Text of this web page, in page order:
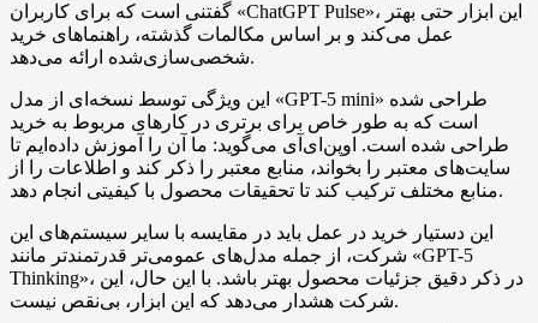
گفتنی است که برای کاربران «ChatGPT Pulse»، این ابزار حتی بهتر
عمل می‌کند و بر اساس مکالمات گذشته، راهنماهای خرید
شخصی‌سازی‌شده ارائه می‌دهد.
این ویژگی توسط نسخه‌ای از مدل «GPT-5 mini» طراحی شده
است که به طور خاص برای برتری در کارهای مربوط به خرید
طراحی شده است. اوپن‌ای‌آی می‌گوید: ما آن را آموزش داده‌ایم تا
سایت‌های معتبر را بخواند، منابع معتبر را ذکر کند و اطلاعات را از
منابع مختلف ترکیب کند تا تحقیقات محصول با کیفیتی انجام دهد.
این دستیار خرید در عمل باید در مقایسه با سایر سیستم‌های این
شرکت، از جمله مدل‌های عمومی‌تر قدرتمندتر مانند «GPT-5
Thinking»، در ذکر دقیق جزئیات محصول بهتر باشد. با این حال، این
شرکت هشدار می‌دهد که این ابزار، بی‌نقص نیست.